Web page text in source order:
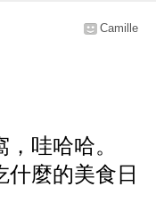
Camille
哇哈哈。
麼的美食日